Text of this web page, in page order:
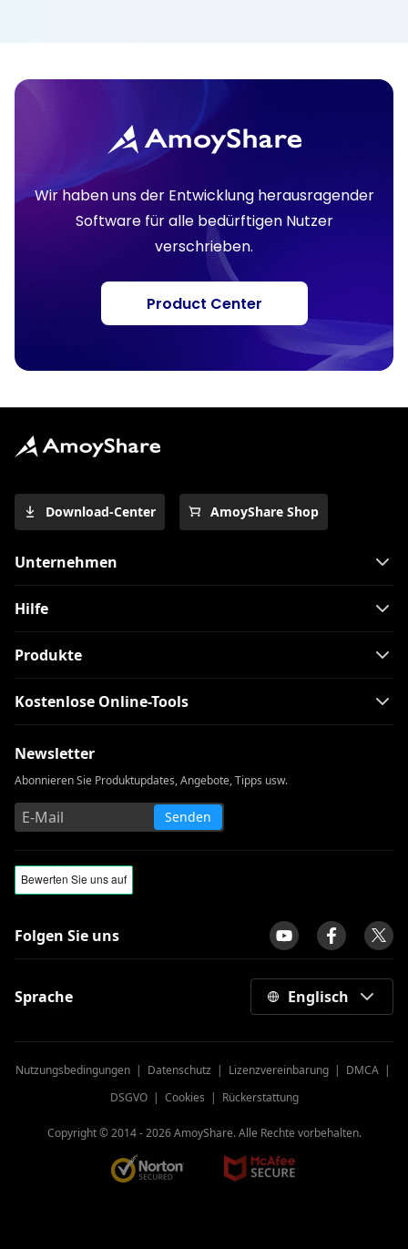
Wir haben uns der Entwicklung herausragender
Software für alle bedürftigen Nutzer
verschrieben.
Product Center
Download-Center AmoyShare Shop
Unternehmen
Hilfe
Produkte
Kostenlose Online-Tools
Newsletter
Abonnieren Sie Produktupdates, Angebote, Tipps usw.
Senden
Folgen Sie uns
Sprache Englisch
Nutzungsbedingungen| Datenschutz | Lizenzvereinbarung| DMCA|
DSGVO| Cookies | Rückerstattung
Copyright © 2014 -2026AmoyShare. Alle Rechte vorbehalten.